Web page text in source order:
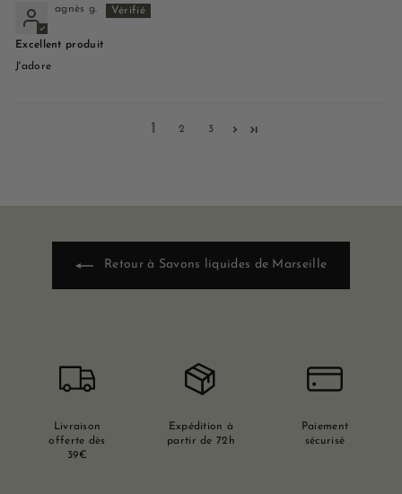
agnès g.
Excellent produit
J'adore
1 2 3
Retour à Savons liquides de Marseille
Livraison
offerte dès
39€
Expédition à
partir de 72h
Paiement
sécurisé